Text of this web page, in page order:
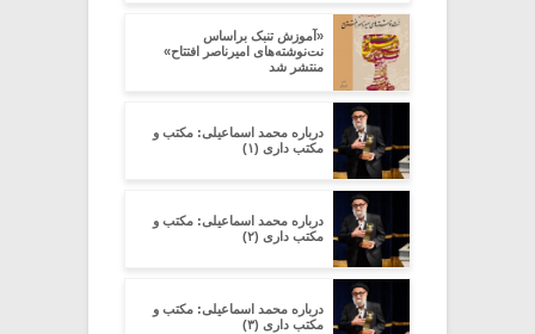
«آموزش تنبک براساس
نت‌نوشته‌های امیرناصر افتتاح»
منتشر شد
درباره محمد اسماعیلی: مکتب و
مکتب داری (۱)
درباره محمد اسماعیلی: مکتب و
مکتب داری (۲)
درباره محمد اسماعیلی: مکتب و
مکتب داری (۳)